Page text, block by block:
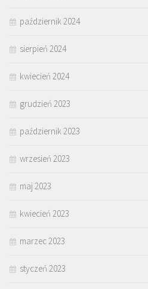
październik 2024
sierpień 2024
kwiecień 2024
grudzień 2023
październik 2023
wrzesień 2023
maj 2023
kwiecień 2023
marzec 2023
styczeń 2023